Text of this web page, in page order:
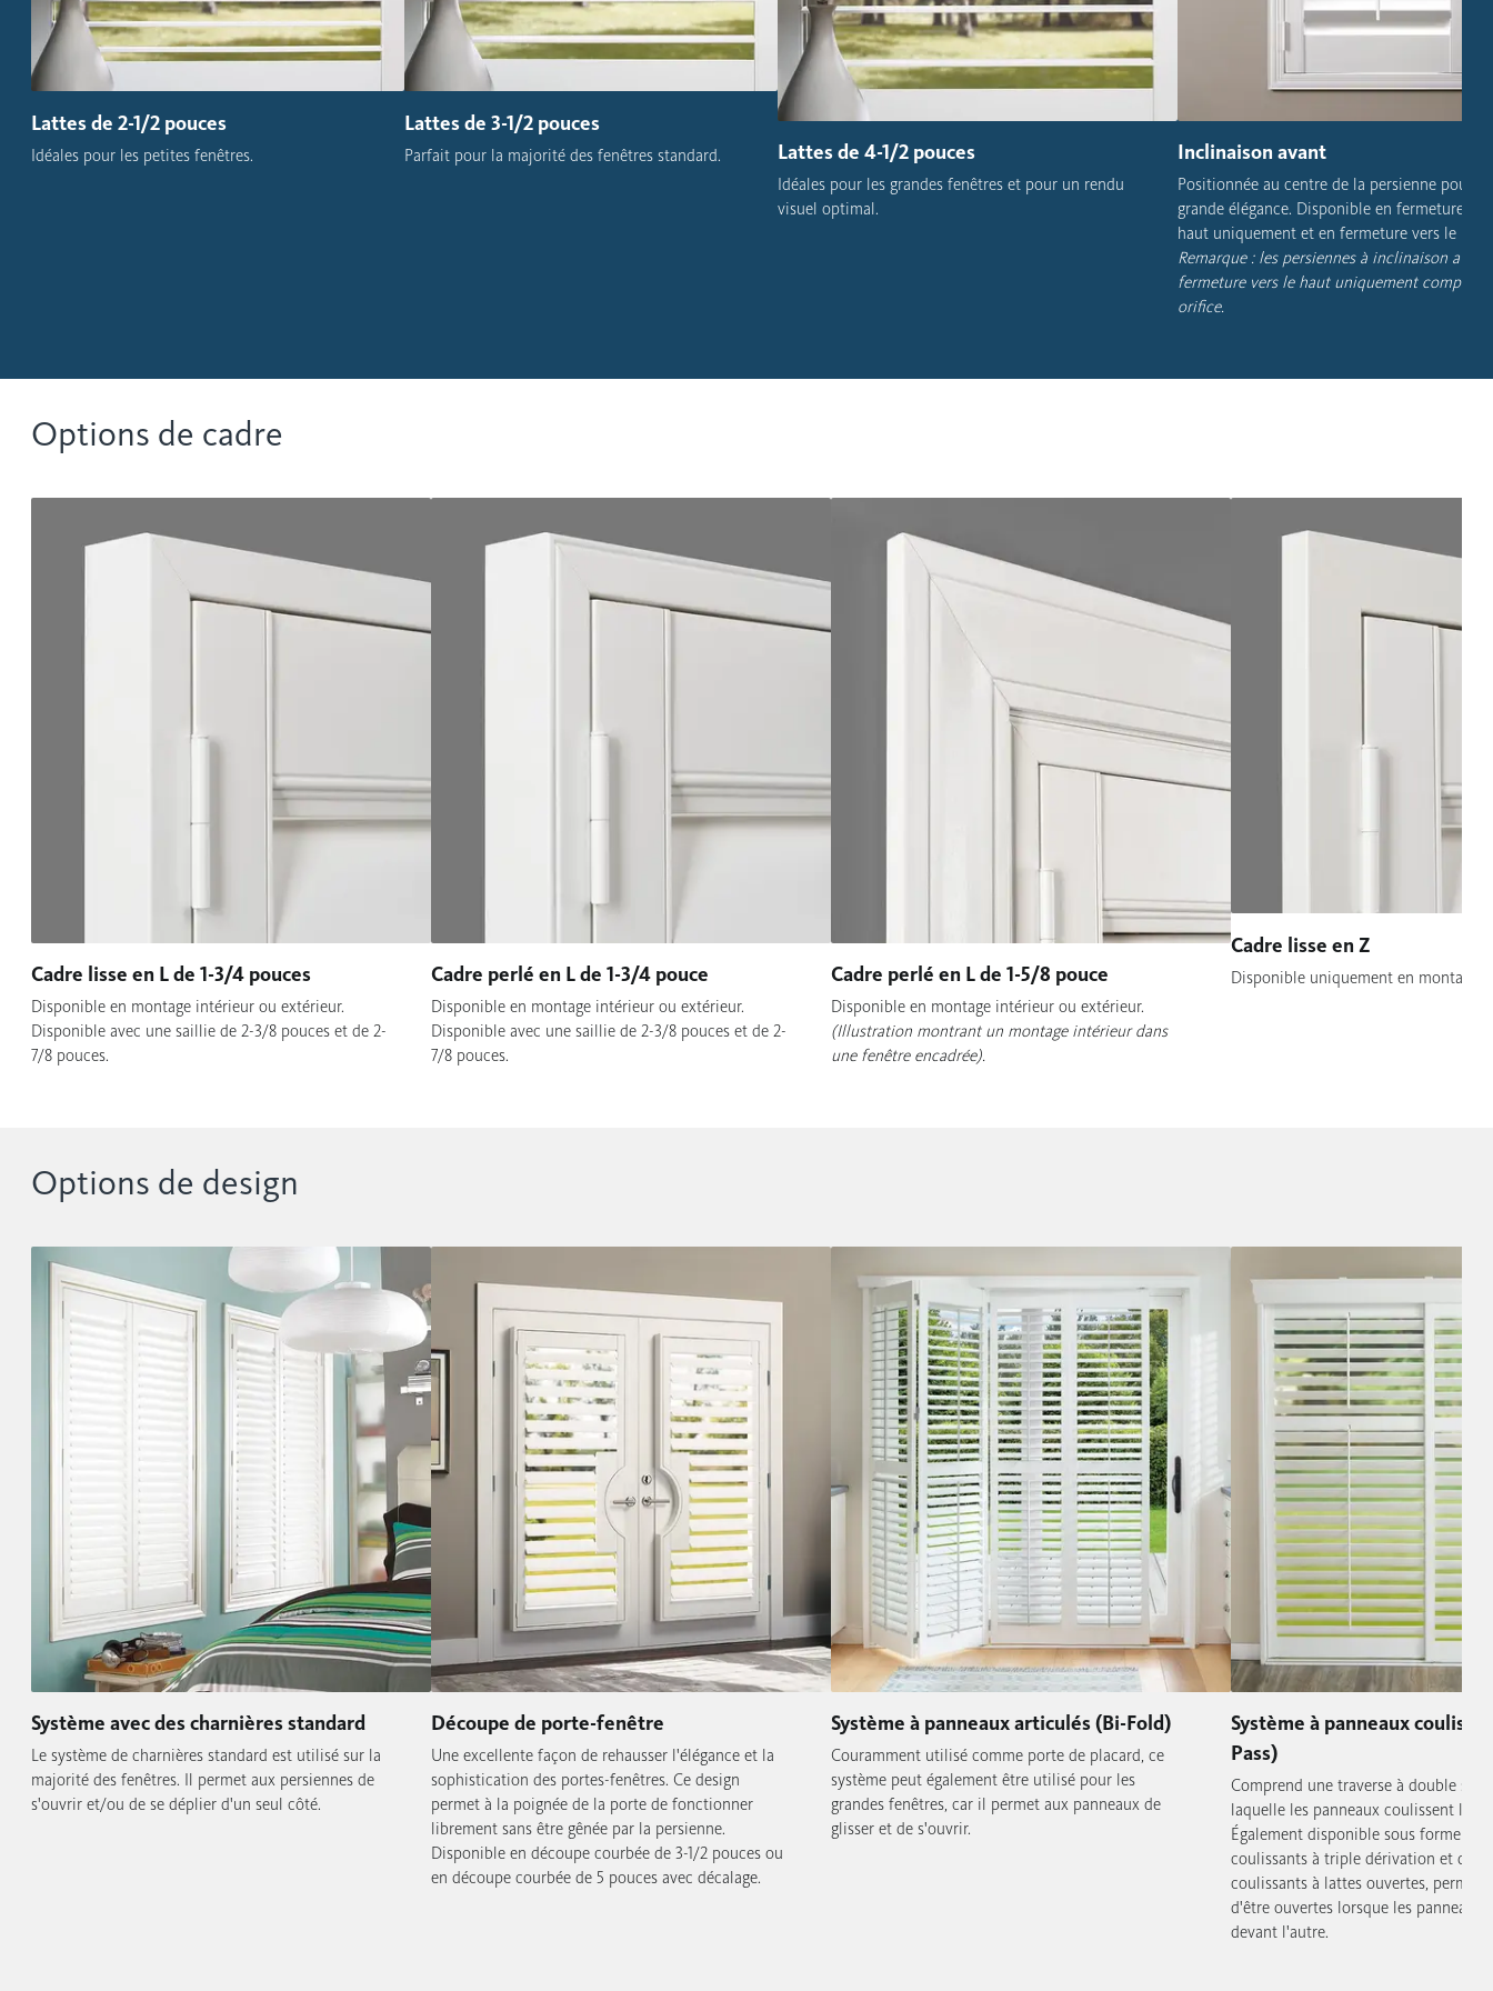
Lattes de 2-1/2 pouces
Idéales pour les petites fenêtres.
Lattes de 3-1/2 pouces
Parfait pour la majorité des fenêtres standard. Lattes de 4-1/2 pouces
Idéales pour les grandes fenêtres et pour un rendu
visuel optimal.
Inclinaison avant
Positionnée au centre de la persienne pour
grande élégance. Disponible en fermeture
haut uniquement et en fermeture vers le
Remarque : les persiennes à inclinaison
fermeture vers le haut uniquement
orifice.
Options de cadre
Cadre lisse en L de 1-3/4 pouces
Disponible en montage intérieur ou extérieur.
Disponible avec une saillie de 2-3/8 pouces et de 2-
7/8 pouces.
Cadre perlé en L de 1-3/4 pouce
Disponible en montage intérieur ou extérieur.
Disponible avec une saillie de 2-3/8 pouces et de 2-
7/8 pouces.
Cadre perlé en L de 1-5/8 pouce
Disponible en montage intérieur ou extérieur.
(Illustration montrant un montage intérieur dans
une fenêtre encadrée).
Cadre lisse en Z
Disponible uniquement en montage
Options de design
Système avec des charnières standard
Le système de charnières standard est utilisé sur la
majorité des fenêtres. Il permet aux persiennes de
s'ouvrir et/ou de se déplier d'un seul côté.
Découpe de porte-fenêtre
Une excellente façon de rehausser l'élégance et la
sophistication des portes-fenêtres. Ce design
permet à la poignée de la porte de fonctionner
librement sans être gênée par la persienne.
Disponible en découpe courbée de 3-1/2 pouces ou
en découpe courbée de 5 pouces avec décalage.
Système à panneaux articulés (Bi-Fold)
Couramment utilisé comme porte de placard, ce
système peut également être utilisé pour les
grandes fenêtres, car il permet aux panneaux de
glisser et de s'ouvrir.
Système à panneaux
Pass)
Comprend une traverse à double
laquelle les panneaux coulissent l'un
Également disponible sous forme de
coulissants à triple dérivation et de
coulissants à lattes ouvertes,
d'être ouvertes lorsque les panneaux
devant l'autre.